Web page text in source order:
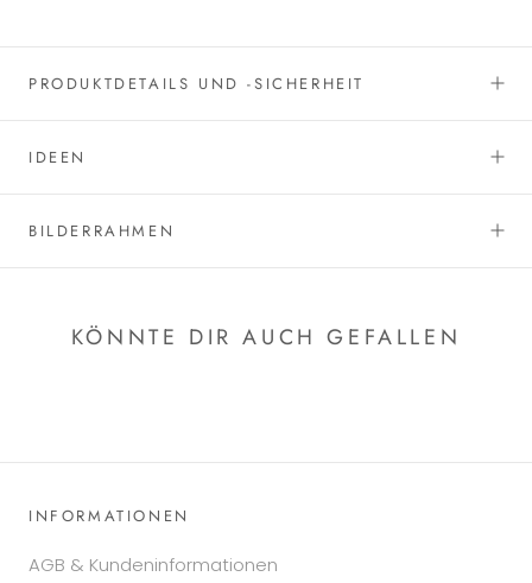
PRODUKTDETAILS UND -SICHERHEIT
IDEEN
BILDERRAHMEN
KÖNNTE DIR AUCH GEFALLEN
INFORMATIONEN
AGB & Kundeninformationen